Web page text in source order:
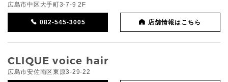
広島市中区大手町3-7-9 2F
082-545-3005 店舗情報はこちら
CLIQUE voice hair
広島市安佐南区東原3-29-22